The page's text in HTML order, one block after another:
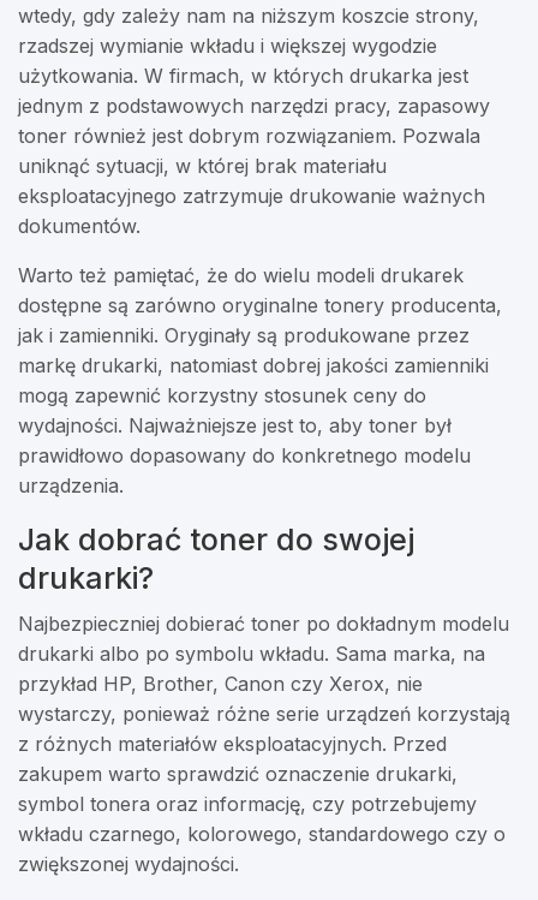
wtedy, gdy zależy nam na niższym koszcie strony,
rzadszej wymianie wkładu i większej wygodzie
użytkowania. W firmach, w których drukarka jest
jednym z podstawowych narzędzi pracy, zapasowy
toner również jest dobrym rozwiązaniem. Pozwala
uniknąć sytuacji, w której brak materiału
eksploatacyjnego zatrzymuje drukowanie ważnych
dokumentów.
Warto też pamiętać, że do wielu modeli drukarek
dostępne są zarówno oryginalne tonery producenta,
jak i zamienniki. Oryginały są produkowane przez
markę drukarki, natomiast dobrej jakości zamienniki
mogą zapewnić korzystny stosunek ceny do
wydajności. Najważniejsze jest to, aby toner był
prawidłowo dopasowany do konkretnego modelu
urządzenia.
Jak dobrać toner do swojej
drukarki?
Najbezpieczniej dobierać toner po dokładnym modelu
drukarki albo po symbolu wkładu. Sama marka, na
przykład HP, Brother, Canon czy Xerox, nie
wystarczy, ponieważ różne serie urządzeń korzystają
z różnych materiałów eksploatacyjnych. Przed
zakupem warto sprawdzić oznaczenie drukarki,
symbol tonera oraz informację, czy potrzebujemy
wkładu czarnego, kolorowego, standardowego czy o
zwiększonej wydajności.